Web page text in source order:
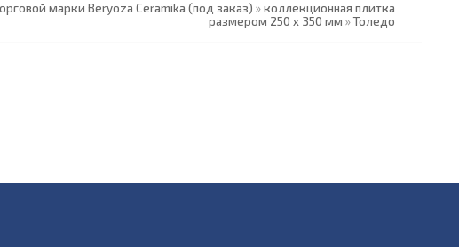
марки Beryoza Ceramika (под заказ) »коллекционная плитка
размером 250 х 350 мм »Толедо